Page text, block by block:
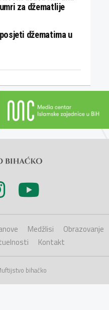
za džematlije
džematima u
Medžlisi
Obrazovanje
Kontakt
bihaćko